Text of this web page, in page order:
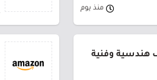
منذ يوم
هندسية وفنية